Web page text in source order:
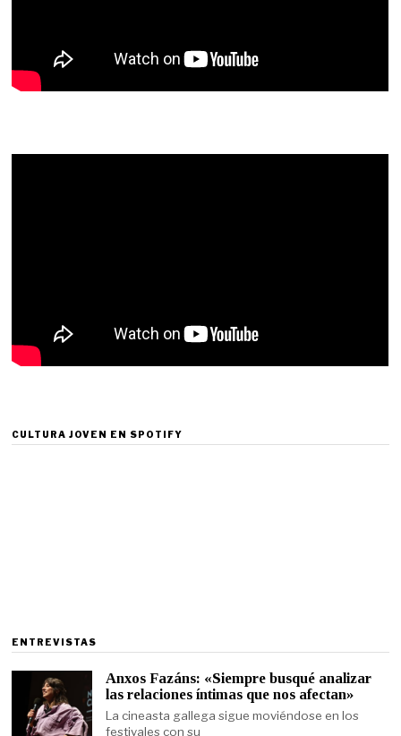
CULTURA JOVEN EN SPOTIFY
ENTREVISTAS
Anxos Fazáns: «Siempre busqué analizar
las relaciones íntimas que nos afectan»
La cineasta gallega sigue moviéndose en los
festivales con su